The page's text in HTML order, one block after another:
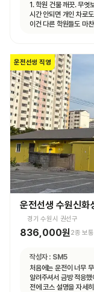
1. 학원 건물 깨끗. 무엇
시간 안되면 개인 차로
이건 다른 학원들도 마
운전선생 직영
운전선생 수원신화
경기 수원시 권선구
836,000원 2종 보
작성자 : SM5
처음에는 운전이 너무
알려주셔서 금방 적응
전에 코스 설명을 자세